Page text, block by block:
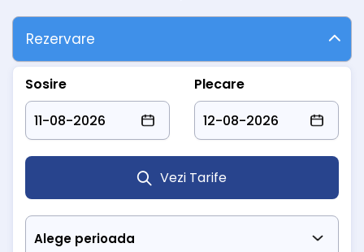
aer condiționat, internet Wi-Fi și baie cu cabină de duș.
Facilități disponibile:
restaurant și bar
piscină interioară
bază de tratament balnear
sală de fitness
parcare gratuită
În sezonul cald, hotelul pune la dispoziție
3 piscine exterioare
disponibile doar vara.
Hotel Sara's Sons Băile Herculane este alegerea potrivită pentru
dintre cele mai vechi stațiuni balneare din România.
Rezervări și informații:
Rezervare
Sosire Plecare
Vezi Tarife